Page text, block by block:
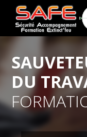
Aller
contenu
principal
DU